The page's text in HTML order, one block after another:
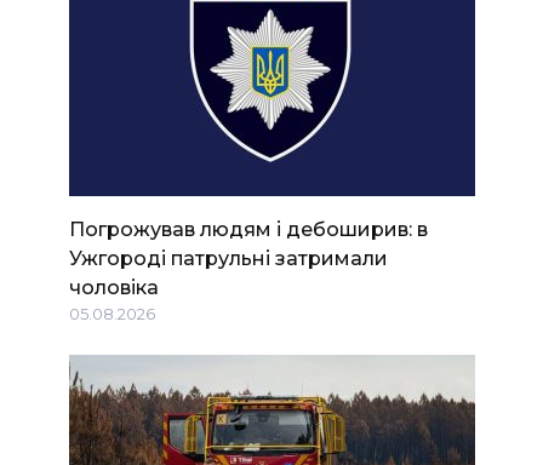
Погрожував людям і дебоширив: в
Ужгороді патрульні затримали
чоловіка
05.08.2026